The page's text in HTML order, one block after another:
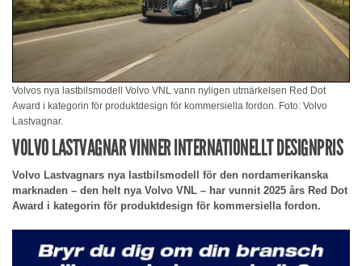
Volvos nya lastbilsmodell Volvo VNL vann nyligen utmärkelsen Red Dot
Award i kategorin för produktdesign för kommersiella fordon. Foto: Volvo
Lastvagnar.
VOLVO LASTVAGNAR VINNER INTERNATIONELLT DESIGNPRIS
Volvo Lastvagnars nya lastbilsmodell för den nordamerikanska
marknaden – den helt nya Volvo VNL – har vunnit 2025 års Red Dot
Award i kategorin för produktdesign för kommersiella fordon.